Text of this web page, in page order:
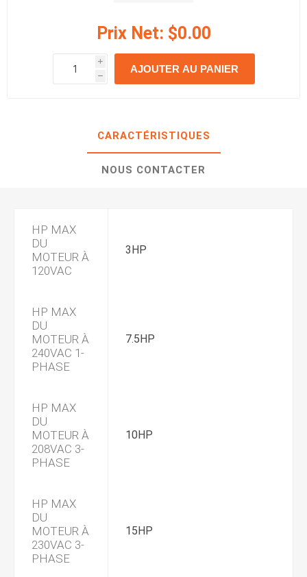
Prix Net: $0.00
i
h
h
AJOUTER AU PANIER
CARACTÉRISTIQUES
NOUS CONTACTER
HP MAX
DU
MOTEUR À
120VAC
3HP
HP MAX
DU
MOTEUR À
240VAC 1-
PHASE
7.5HP
HP MAX
DU
MOTEUR À
208VAC 3-
PHASE
10HP
HP MAX
DU
MOTEUR À
230VAC 3-
PHASE
15HP